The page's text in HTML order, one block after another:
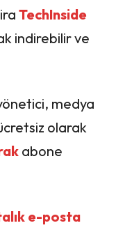
TechInside
indirebilir ve
medya
olarak
abone
e-posta